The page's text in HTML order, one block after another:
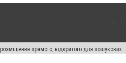
прямого, відкритого для пошукових